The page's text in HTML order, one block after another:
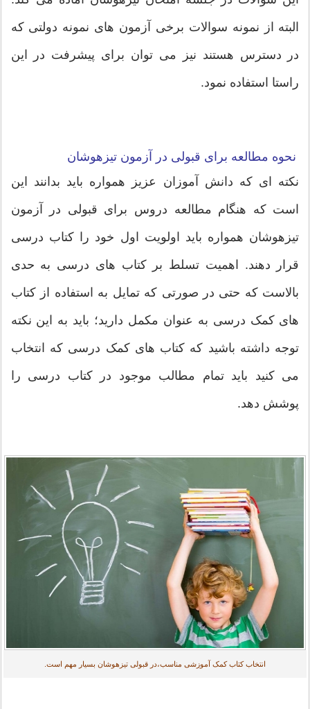
البته از نمونه سوالات برخی آزمون های نمونه دولتی که
در دسترس هستند نیز می توان برای پیشرفت در این
راستا استفاده نمود.
نحوه مطالعه برای قبولی در آزمون تیزهوشان
نکته ای که دانش آموزان عزیز همواره باید بدانند این
است که هنگام مطالعه دروس برای قبولی در آزمون
تیزهوشان همواره باید اولویت اول خود را کتاب درسی
قرار دهند. اهمیت تسلط بر کتاب های درسی به حدی
بالاست که حتی در صورتی که تمایل به استفاده از کتاب
های کمک درسی به عنوان مکمل دارید؛ باید به این نکته
توجه داشته باشید که کتاب های کمک درسی که انتخاب
می کنید باید تمام مطالب موجود در کتاب درسی را
پوشش دهد.
انتخاب کتاب کمک آموزشی مناسب،در قبولی تیزهوشان بسیار مهم است.